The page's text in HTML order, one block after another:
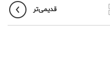
قدیمی‌تر